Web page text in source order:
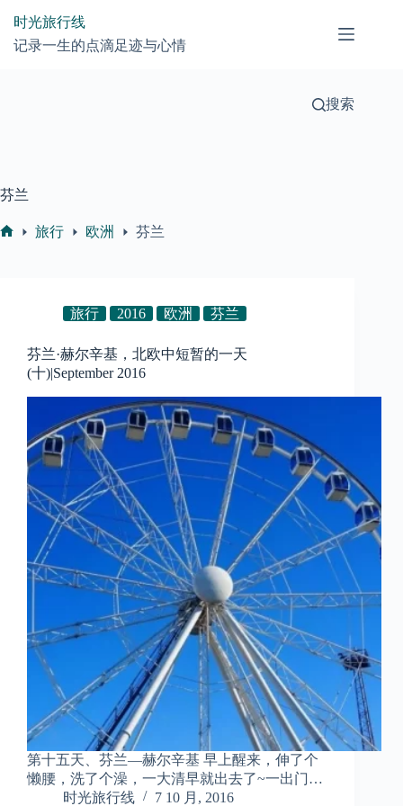
时光旅行线
记录一生的点滴足迹与心情
搜索
芬兰
旅行 欧洲 芬兰
旅行 2016 欧洲 芬兰
芬兰·赫尔辛基，北欧中短暂的一天
(十)|September 2016
第十五天、芬兰—赫尔辛基 早上醒来，伸了个
懒腰，洗了个澡，一大清早就出去了~一出门…
时光旅行线
7 10 月, 2016